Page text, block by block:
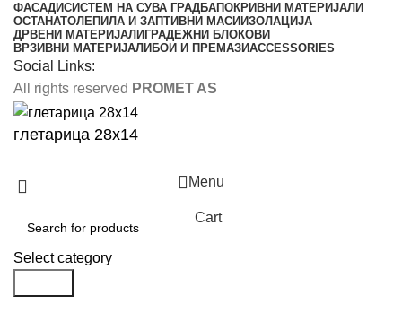
ФАСАДИСИСТЕМ НА СУВА ГРАДБАПОКРИВНИ МАТЕРИЈАЛИ
ОСТАНАТОЛЕПИЛА И ЗАПТИВНИ МАСИ ИЗОЛАЦИЈА
ДРВЕНИ МАТЕРИЈАЛИ ГРАДЕЖНИ БЛОКОВИ
ВРЗИВНИ МАТЕРИЈАЛИ БОИ И ПРЕМАЗИACCESSORIES
Social Links:
All rights reserved PROMET AS
глетарица 28х14
Select category
Menu
Cart